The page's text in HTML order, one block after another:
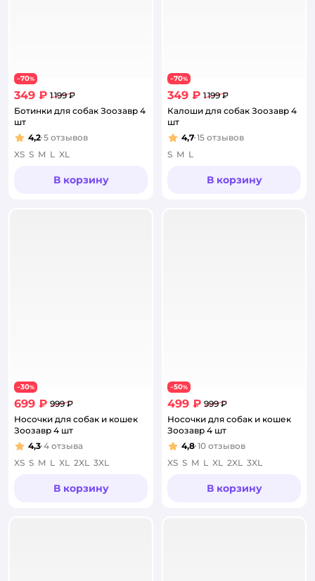
−70%
349 ₽ 1 199 ₽
Ботинки для собак Зоозавр 4
шт
Рейтинг:
4,2 5 отзывов
XS S M L XL
В корзину
−70%
349 ₽ 1 199 ₽
Калоши для собак Зоозавр 4
шт
Рейтинг:
4,7 15 отзывов
S M L
В корзину
−30%
699 ₽ 999 ₽
Носочки для собак и кошек
Зоозавр 4 шт
Рейтинг:
4,3 4 отзыва
XS S M L XL 2XL 3XL
В корзину
−50%
499 ₽ 999 ₽
Носочки для собак и кошек
Зоозавр 4 шт
Рейтинг:
4,8 10 отзывов
XS S M L XL 2XL 3XL
В корзину